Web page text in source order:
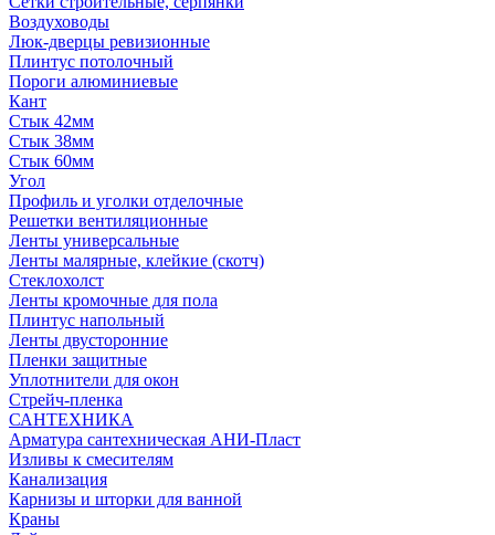
Воздуховоды
Люк-дверцы ревизионные
Плинтус потолочный
Пороги алюминиевые
Кант
Стык 42мм
Стык 38мм
Стык 60мм
Угол
Профиль и уголки отделочные
Решетки вентиляционные
Ленты универсальные
Ленты малярные, клейкие (скотч)
Стеклохолст
Ленты кромочные для пола
Плинтус напольный
Ленты двусторонние
Пленки защитные
Уплотнители для окон
Стрейч-пленка
САНТЕХНИКА
Арматура сантехническая АНИ-Пласт
Изливы к смесителям
Канализация
Карнизы и шторки для ванной
Краны